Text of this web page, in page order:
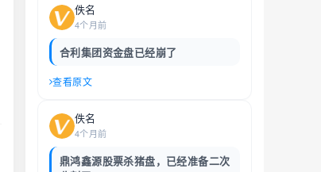
佚名
4个月前
合利集团资金盘已经崩了
查看原文
佚名
4个月前
鼎鸿鑫源股票杀猪盘，已经准备二次